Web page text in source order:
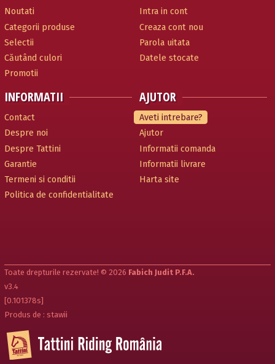
Noutati
Categorii produse
Selectii
Căutând culori
Promotii
INFORMATII
Contact
Despre noi
Despre Tattini
Garantie
Termeni si conditii
Politica de confidentialitate
Intra in cont
Creaza cont nou
Parola uitata
Datele stocate
AJUTOR
Aveti intrebare?
Ajutor
Informatii comanda
Informatii livrare
Harta site
Toate drepturile rezervate! © 2026 Fabich Judit P.F.A.
v3.4
[0.101378s]
Produs de : stawii